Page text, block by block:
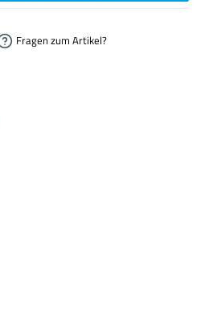
Fragen zum Artikel?